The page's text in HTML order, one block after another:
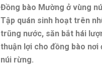
Đồng bào Mường ở vùng
Tập quán sinh hoạt trên
trũng nước, săn bắt hái
thuận lợi cho đồng bào nơi
núi rừng.